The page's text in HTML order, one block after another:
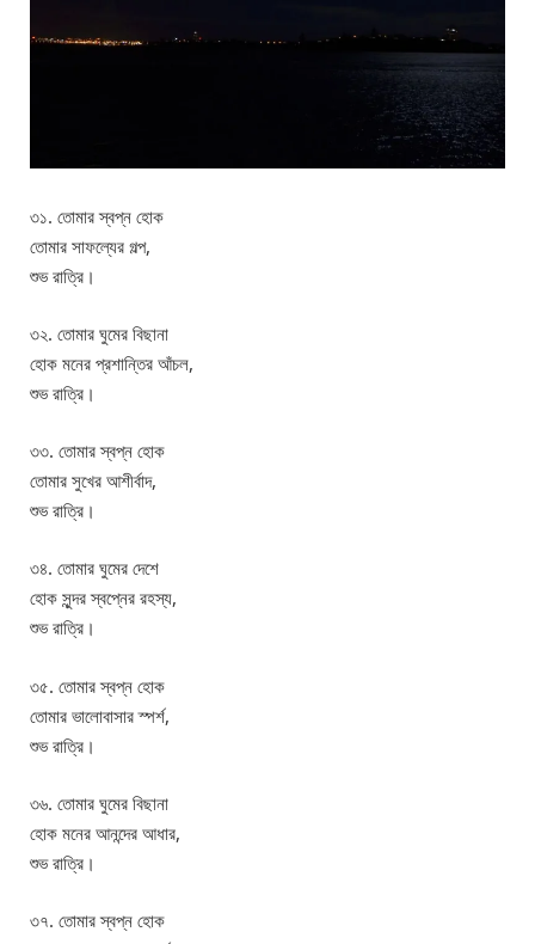
৩১. তোমার স্বপ্ন হোক
তোমার সাফল্যের গল্প,
শুভ রাত্রি।
৩২. তোমার ঘুমের বিছানা
হোক মনের প্রশান্তির আঁচল,
শুভ রাত্রি।
৩৩. তোমার স্বপ্ন হোক
তোমার সুখের আশীর্বাদ,
শুভ রাত্রি।
৩৪. তোমার ঘুমের দেশে
হোক সুন্দর স্বপ্নের রহস্য,
শুভ রাত্রি।
৩৫. তোমার স্বপ্ন হোক
তোমার ভালোবাসার স্পর্শ,
শুভ রাত্রি।
৩৬. তোমার ঘুমের বিছানা
হোক মনের আনন্দের আধার,
শুভ রাত্রি।
৩৭. তোমার স্বপ্ন হোক